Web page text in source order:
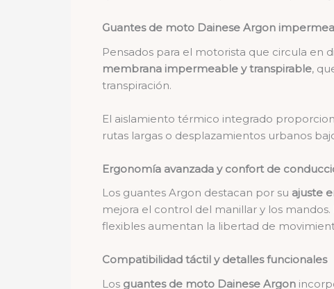
Guantes de moto Dainese Argon
Pensados para el motorista que circula en
membrana impermeable y transpirable,
transpiración.
El aislamiento térmico integrado
rutas largas o desplazamientos urbanos
Ergonomía avanzada y confort de
Los guantes Argon destacan por su ajuste
mejora el control del manillar y los
flexibles aumentan la libertad de
Compatibilidad táctil y detalles funcionales
Los guantes de moto Dainese Argon